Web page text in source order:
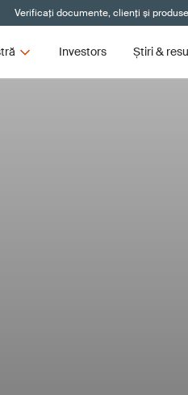
Verificați documente, clienți și produse
Investors Știri &